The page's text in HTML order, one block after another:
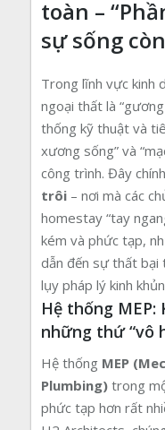
toàn –
sự sống
Trong lĩnh vực kinh
ngoại thất là
thống kỹ thuật và
xương sống” và
công trình. Đây
trôi – nơi mà các
homestay “tay
kém và phức tạp,
dẫn đến sự thất bại
lụy pháp lý kinh
Hệ thống
những thứ “vô
Hệ thống MEP
Plumbing) trong
phức tạp hơn rất